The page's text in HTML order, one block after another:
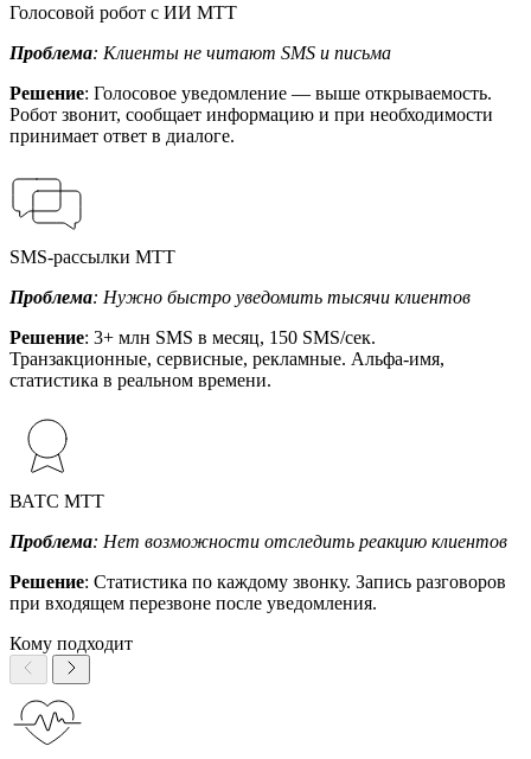
Голосовой робот с ИИ МТТ
Проблема: Клиенты не читают SMS и письма
Решение: Голосовое уведомление — выше открываемость.
Робот звонит, сообщает информацию и при необходимости
принимает ответ в диалоге.
SMS-рассылки МТТ
Проблема: Нужно быстро уведомить тысячи клиентов
Решение: 3+ млн SMS в месяц, 150 SMS/сек.
Транзакционные, сервисные, рекламные. Альфа-имя,
статистика в реальном времени.
ВАТС МТТ
Проблема: Нет возможности отследить реакцию клиентов
Решение: Статистика по каждому звонку. Запись разговоров
при входящем перезвоне после уведомления.
Кому подходит